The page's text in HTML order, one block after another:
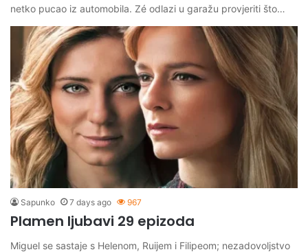
netko pucao iz automobila. Zé odlazi u garažu provjeriti što…
Sapunko 7 days ago 967
Plamen ljubavi 29 epizoda
Miguel se sastaje s Helenom, Ruijem i Filipeom; nezadovoljstvo